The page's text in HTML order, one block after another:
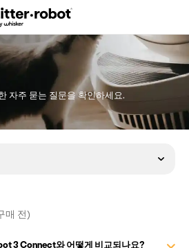
자주 묻는 질문을 확인하세요.
매 전)
3 Connect와 어떻게 비교되나요?